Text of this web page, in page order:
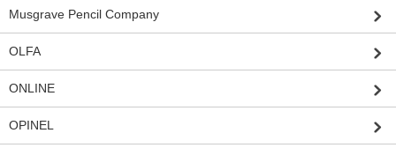
Musgrave Pencil Company
OLFA
ONLINE
OPINEL